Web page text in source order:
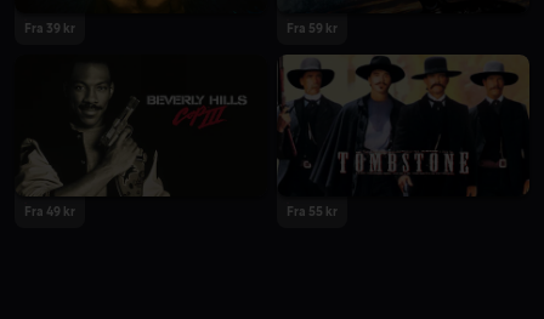
Fra 39 kr Fra 59 kr
Fra 49 kr Fra 55 kr